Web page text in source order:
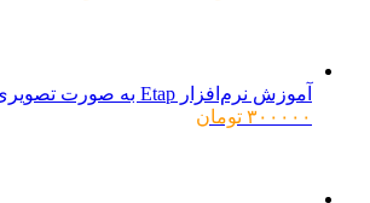
آموزش نرم‌افزار Etap به صورت تصویری
۳۰۰۰۰۰ تومان